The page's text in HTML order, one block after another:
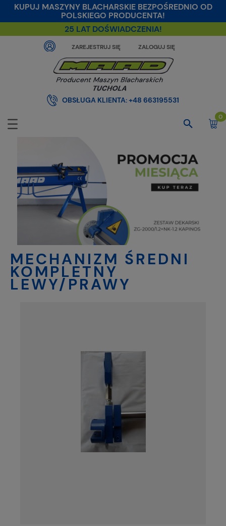
KUPUJ MASZYNY BLACHARSKIE BEZPOŚREDNIO OD
POLSKIEGO PRODUCENTA!
25 LAT DOŚWIADCZENIA!
ZAREJESTRUJ SIĘ ZALOGUJ SIĘ
OBSŁUGA KLIENTA:+48 663195531
MECHANIZM ŚREDNI
KOMPLETNY
LEWY/PRAWY